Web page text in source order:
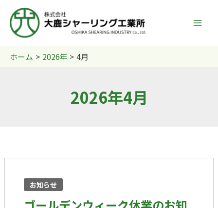
ホーム 2026年 4月
2026年4月
お知らせ
ー
ル
デ